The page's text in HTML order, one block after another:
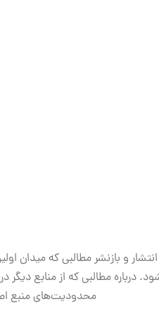
و بازنشر مطالبی که میدان
درباره مطالبی که از منابع دیگر
محدودیت‌های منبع